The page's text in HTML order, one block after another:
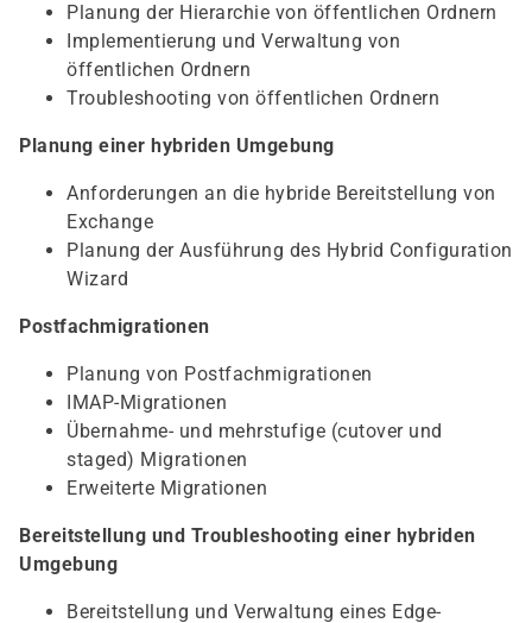
Planung der Hierarchie von öffentlichen Ordnern
Implementierung und Verwaltung von
öffentlichen Ordnern
Troubleshooting von öffentlichen Ordnern
Planung einer hybriden Umgebung
Anforderungen an die hybride Bereitstellung von
Exchange
Planung der Ausführung des Hybrid Configuration
Wizard
Postfachmigrationen
Planung von Postfachmigrationen
IMAP-Migrationen
Übernahme- und mehrstufige (cutover und
staged) Migrationen
Erweiterte Migrationen
Bereitstellung und Troubleshooting einer hybriden
Umgebung
Bereitstellung und Verwaltung eines Edge-